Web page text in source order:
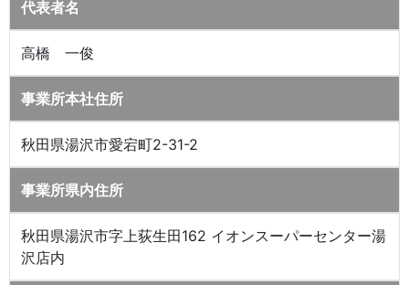
代表者名
高橋 一俊
事業所本社住所
秋田県湯沢市愛宕町2-31-2
事業所県内住所
秋田県湯沢市字上荻生田162 イオンスーパーセンター湯
沢店内